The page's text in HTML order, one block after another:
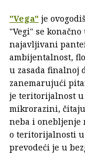
"Vega" je
"Vegi" se
najavljivani
ambijentalnost,
u zasada finalnoj
zanemarujući
je teritorijalnost
mikrorazini,
neba i onebljenje
o teritorijalnosti
prevodeći je u